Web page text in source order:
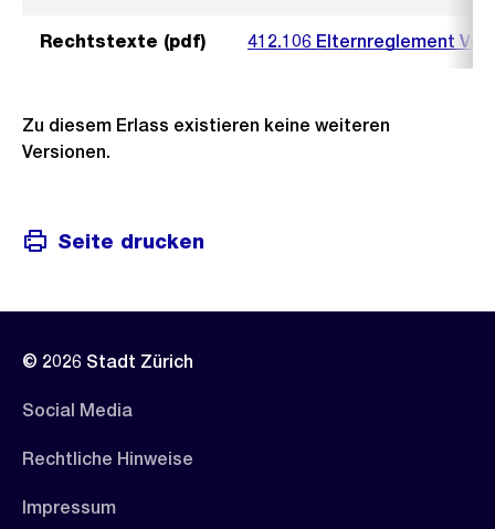
Rechtstexte (pdf) 412.106 Elternreglement
Zu diesem Erlass existieren keine weiteren
Versionen.
Seite drucken
© 2026 Stadt Zürich
Social Media
Rechtliche Hinweise
Impressum